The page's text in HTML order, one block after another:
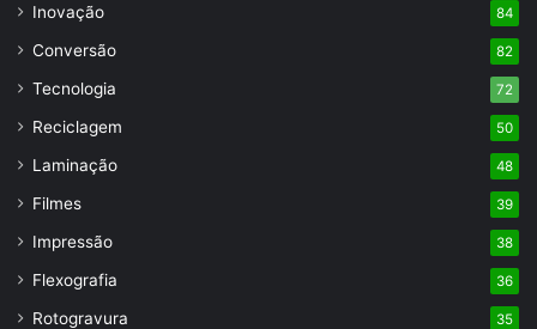
Inovação 84
Conversão 82
Tecnologia 72
Reciclagem 50
Laminação 48
Filmes 39
Impressão 38
Flexografia 36
Rotogravura 35